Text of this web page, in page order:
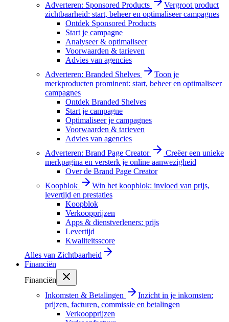
Adverteren: Sponsored Products
Vergroot product
zichtbaarheid: start, beheer en optimaliseer campagnes
Ontdek Sponsored Products
Start je campagne
Analyseer & optimaliseer
Voorwaarden & tarieven
Advies van agencies
Adverteren: Branded Shelves
Toon je
merkproducten prominent: start, beheer en optimaliseer
campagnes
Ontdek Branded Shelves
Start je campagne
Optimaliseer je campagnes
Voorwaarden & tarieven
Advies van agencies
Adverteren: Brand Page Creator
Creëer een unieke
merkpagina en versterk je online aanwezigheid
Over de Brand Page Creator
Koopblok
Win het koopblok: invloed van prijs,
levertijd en prestaties
Koopblok
Verkoopprijzen
Apps & dienstverleners: prijs
Levertijd
Kwaliteitsscore
Alles van Zichtbaarheid
Financiën
Financiën
Inkomsten & Betalingen
Inzicht in je inkomsten:
prijzen, facturen, commissie en betalingen
Verkoopprijzen